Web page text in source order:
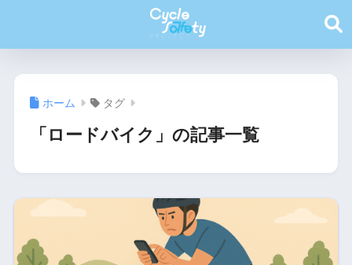
ホーム タグ
「ロードバイク」の記事一覧